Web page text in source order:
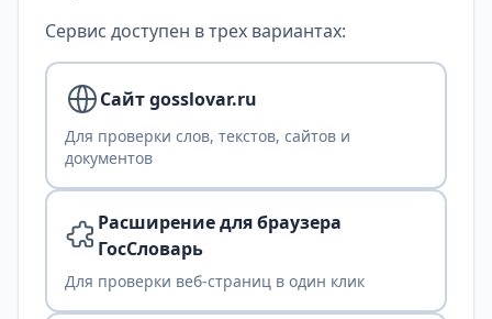
Сервис доступен в трех вариантах:
Сайт gosslovar.ru
Для проверки слов, текстов, сайтов и
документов
Расширение для браузера
ГосСловарь
Для проверки веб-страниц в один клик